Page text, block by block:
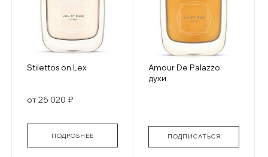
Stilettos on Lex
от 25 020 ₽
ПОДРОБНЕЕ
Amour De Palazzo
духи
ПОДПИСАТЬСЯ